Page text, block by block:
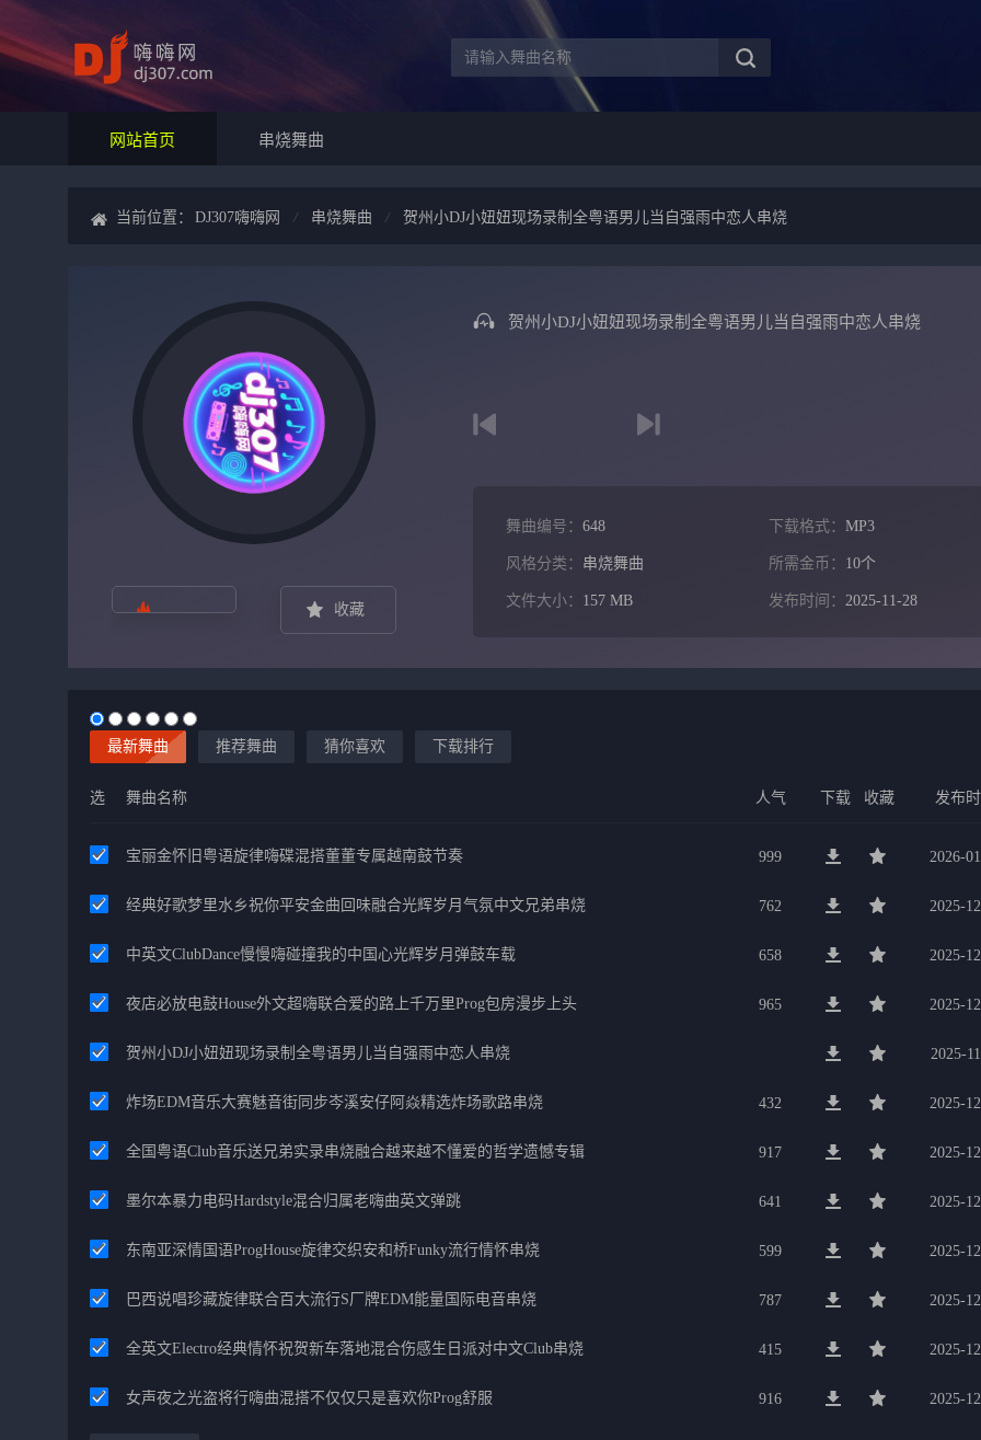
网站首页 串烧舞曲
当前位置： DJ307嗨嗨网 串烧舞曲 贺州小DJ小妞妞现场录制全粤语男儿当自强雨中恋人串烧
收藏
贺州小DJ小妞妞现场录制全粤语男儿当自强雨中恋人串烧
舞曲编号： 648 下载格式： MP3
风格分类： 串烧舞曲 所需金币： 10个
文件大小： 157 MB 发布时间： 2025-11-28
最新舞曲 推荐舞曲 猜你喜欢 下载排行
选 舞曲名称 人气 下载 收藏 发布时
宝丽金怀旧粤语旋律嗨碟混搭董董专属越南鼓节奏 999 2026-
经典好歌梦里水乡祝你平安金曲回味融合光辉岁月气氛中文兄弟串烧 762 2025-
中英文ClubDance慢慢嗨碰撞我的中国心光辉岁月弹鼓车载 658 2025-
夜店必放电鼓House外文超嗨联合爱的路上千万里Prog包房漫步上头 965 2025-
贺州小DJ小妞妞现场录制全粤语男儿当自强雨中恋人串烧 2025-
炸场EDM音乐大赛魅音街同步岑溪安仔阿焱精选炸场歌路串烧 432 2025-
全国粤语Club音乐送兄弟实录串烧融合越来越不懂爱的哲学遗憾专辑 917 2025-
墨尔本暴力电码Hardstyle混合归属老嗨曲英文弹跳 641 2025-
东南亚深情国语ProgHouse旋律交织安和桥Funky流行情怀串烧 599 2025-
巴西说唱珍藏旋律联合百大流行S厂牌EDM能量国际电音串烧 787 2025-
全英文Electro经典情怀祝贺新车落地混合伤感生日派对中文Club串烧 415 2025-
女声夜之光盗将行嗨曲混搭不仅仅只是喜欢你Prog舒服 916 2025-